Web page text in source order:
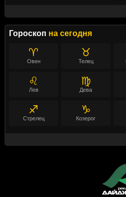
Гороскоп на сегодня
♈
Овен
♉
Телец
♌
Лев
♍
Дева
♐
Стрелец
♑
Козерог